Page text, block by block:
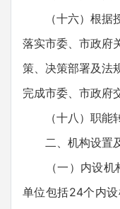
（十六）根据授
落实市委、市政府
策、决策部署及法
完成市委、市政府
（十八）职能转
二、机构设置
（一）内设机
单位包括24个内